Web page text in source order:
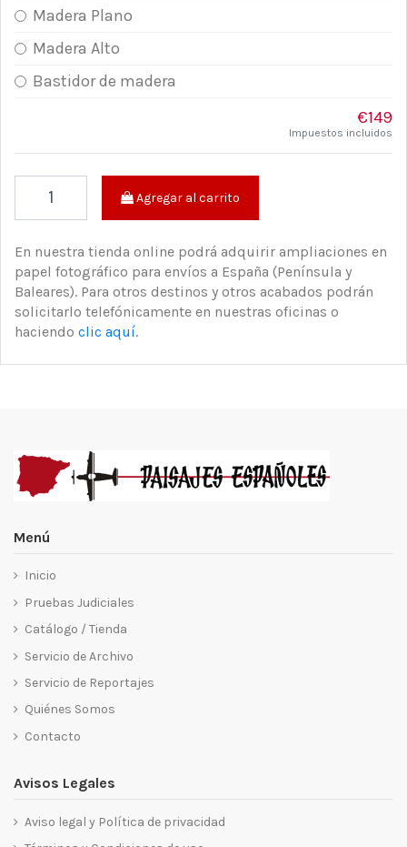
Madera Plano
Madera Alto
Bastidor de madera
€149
Impuestos incluidos
Agregar al carrito
En nuestra tienda online podrá adquirir ampliaciones en
papel fotográfico para envíos a España (Península y
Baleares). Para otros destinos y otros acabados podrán
solicitarlo telefónicamente en nuestras oficinas o
haciendo clic aquí.
Menú
Inicio
Pruebas Judiciales
Catálogo / Tienda
Servicio de Archivo
Servicio de Reportajes
Quiénes Somos
Contacto
Avisos Legales
Aviso legal y Política de privacidad